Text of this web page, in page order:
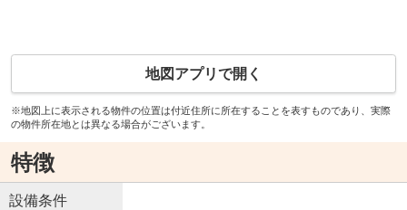
地図アプリで開く
※地図上に表示される物件の位置は付近住所に所在することを表すものであり、実際
の物件所在地とは異なる場合がございます。
特徴
設備条件